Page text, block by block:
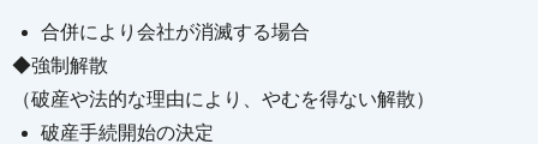
合併により会社が消滅する場合
◆強制解散
（破産や法的な理由により、やむを得ない解散）
破産手続開始の決定